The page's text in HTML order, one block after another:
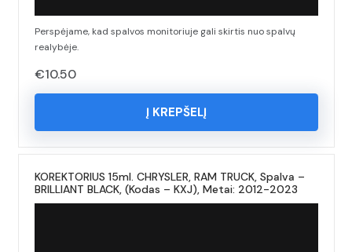
Perspėjame, kad spalvos monitoriuje gali skirtis nuo spalvų
realybėje.
€10.50
Į KREPŠELĮ
KOREKTORIUS 15ml. CHRYSLER, RAM TRUCK, Spalva –
BRILLIANT BLACK, (Kodas – KXJ), Metai: 2012-2023